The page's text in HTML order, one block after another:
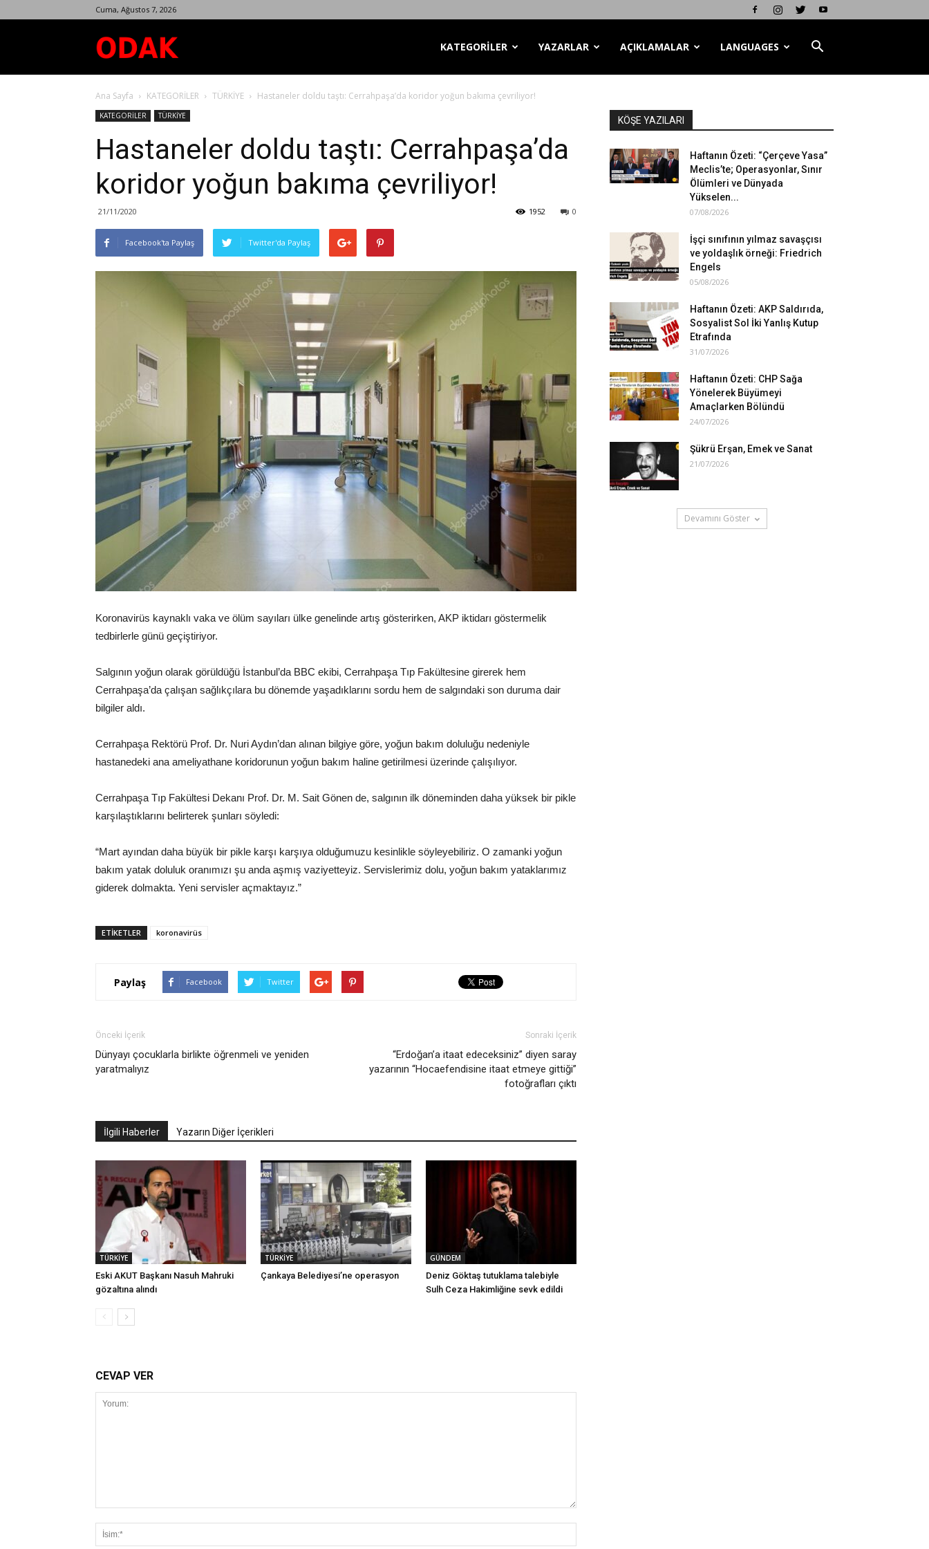
Cuma, Ağustos 7, 2026
Dergisi
KATEGORİLER YAZARLAR AÇIKLAMALAR LANGUAGES
Ana Sayfa KATEGORİLER TÜRKİYE Hastaneler doldu taştı: Cerrahpaşa’da koridor yoğun bakıma çevriliyor!
KATEGORİLER TÜRKİYE
Hastaneler doldu taştı: Cerrahpaşa’da
koridor yoğun bakıma çevriliyor!
21/11/2020 0
1952
Facebook'ta Paylaş Twitter'da Paylaş
Koronavirüs kaynaklı vaka ve ölüm sayıları ülke genelinde artış gösterirken, AKP iktidarı göstermelik
tedbirlerle günü geçiştiriyor.
Salgının yoğun olarak görüldüğü İstanbul’da BBC ekibi, Cerrahpaşa Tıp Fakültesine girerek hem
Cerrahpaşa’da çalışan sağlıkçılara bu dönemde yaşadıklarını sordu hem de salgındaki son duruma dair
bilgiler aldı.
Cerrahpaşa Rektörü Prof. Dr. Nuri Aydın’dan alınan bilgiye göre, yoğun bakım doluluğu nedeniyle
hastanedeki ana ameliyathane koridorunun yoğun bakım haline getirilmesi üzerinde çalışılıyor.
Cerrahpaşa Tıp Fakültesi Dekanı Prof. Dr. M. Sait Gönen de, salgının ilk döneminden daha yüksek bir pikle
karşılaştıklarını belirterek şunları söyledi:
“Mart ayından daha büyük bir pikle karşı karşıya olduğumuzu kesinlikle söyleyebiliriz. O zamanki yoğun
bakım yatak doluluk oranımızı şu anda aşmış vaziyetteyiz. Servislerimiz dolu, yoğun bakım yataklarımız
giderek dolmakta. Yeni servisler açmaktayız.”
ETIKETLER koronavirüs
Paylaş Facebook Twitter
Önceki İçerik
Dünyayı çocuklarla birlikte öğrenmeli ve yeniden
yaratmalıyız
Sonraki İçerik
“Erdoğan’a itaat edeceksiniz” diyen saray
yazarının “Hocaefendisine itaat etmeye gittiği”
fotoğrafları çıktı
İlgili Haberler Yazarın Diğer İçerikleri
TÜRKİYE
Eski AKUT Başkanı Nasuh Mahruki
gözaltına alındı
TÜRKİYE
Çankaya Belediyesi’ne operasyon
GÜNDEM
Deniz Göktaş tutuklama talebiyle
Sulh Ceza Hakimliğine sevk edildi
CEVAP VER
KÖŞE YAZILARI
Haftanın Özeti: “Çerçeve Yasa”
Meclis’te; Operasyonlar, Sınır
Ölümleri ve Dünyada
Yükselen...
07/08/2026
İşçi sınıfının yılmaz savaşçısı
ve yoldaşlık örneği: Friedrich
Engels
05/08/2026
Haftanın Özeti: AKP Saldırıda,
Sosyalist Sol İki Yanlış Kutup
Etrafında
31/07/2026
Haftanın Özeti: CHP Sağa
Yönelerek Büyümeyi
Amaçlarken Bölündü
24/07/2026
Şükrü Erşan, Emek ve Sanat
21/07/2026
Devamını Göster